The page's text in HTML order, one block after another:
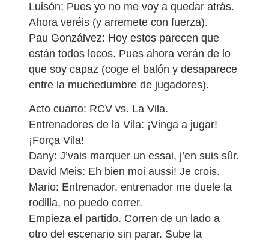
Luisón: Pues yo no me voy a quedar atrás.
Ahora veréis (y arremete con fuerza).
Pau Gonzálvez: Hoy estos parecen que
están todos locos. Pues ahora verán de lo
que soy capaz (coge el balón y desaparece
entre la muchedumbre de jugadores).
Acto cuarto: RCV vs. La Vila.
Entrenadores de la Vila: ¡Vinga a jugar!
¡Força Vila!
Dany: J’vais marquer un essai, j’en suis sûr.
David Meis: Eh bien moi aussi! Je crois.
Mario: Entrenador, entrenador me duele la
rodilla, no puedo correr.
Empieza el partido. Corren de un lado a
otro del escenario sin parar. Sube la